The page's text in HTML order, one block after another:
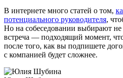
В интернете много статей о том,
потенциального руководителя,
Но на собеседовании выбирают
встреча — подходящий момент,
после того, как вы подпишете
с компанией будет сложнее.